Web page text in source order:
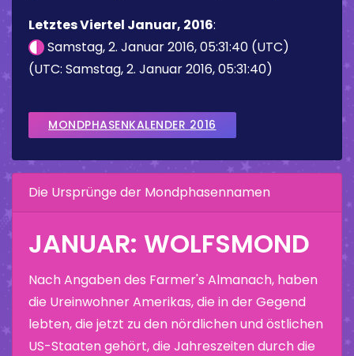
Letztes Viertel Januar, 2016:
Samstag, 2. Januar 2016, 05:31:40 (UTC)
(UTC: Samstag, 2. Januar 2016, 05:31:40)
MONDPHASENKALENDER 2016
Die Ursprünge der Mondphasennamen
JANUAR: WOLFSMOND
Nach Angaben des Farmer's Almanach, haben
die Ureinwohner Amerikas, die in der Gegend
lebten, die jetzt zu den nördlichen und östlichen
US-Staaten gehört, die Jahreszeiten durch die